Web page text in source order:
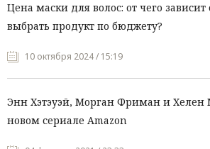
Цена маски для волос: от чего зависит
выбрать продукт по бюджету?
10 октября 2024 / 15:19
Энн Хэтэуэй, Морган Фриман и Хелен
новом сериале Amazon